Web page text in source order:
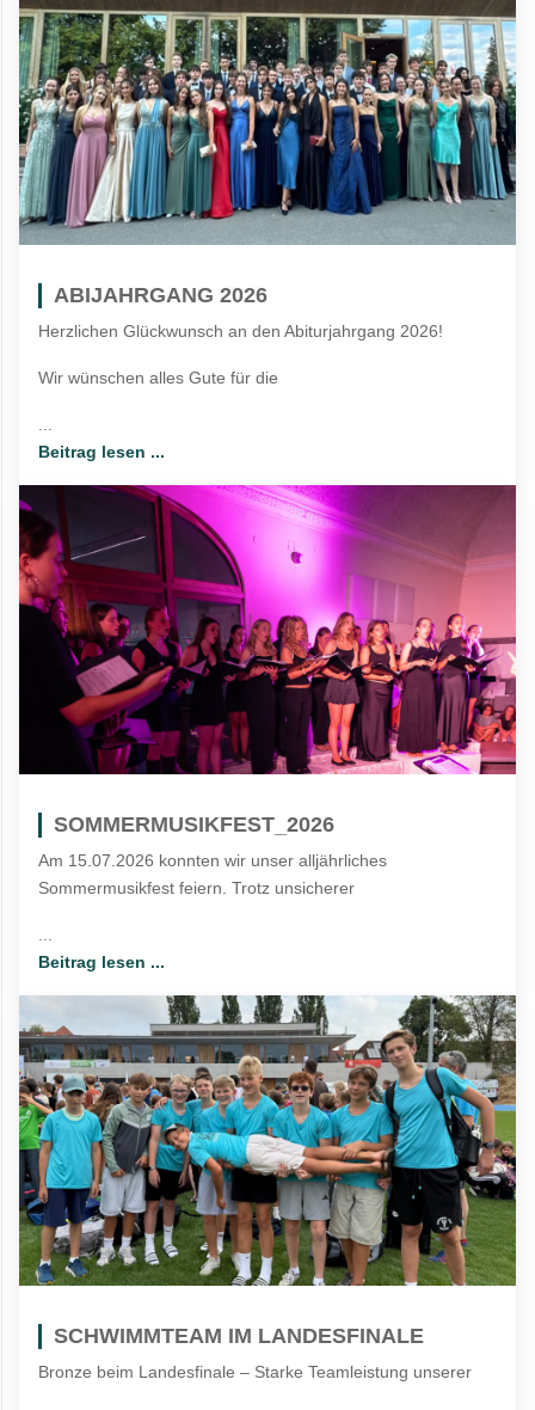
ABIJAHRGANG 2026
Herzlichen Glückwunsch an den Abiturjahrgang 2026!
Wir wünschen alles Gute für die
Beitrag lesen ...
SOMMERMUSIKFEST_2026
Am 15.07.2026 konnten wir unser alljährliches
Sommermusikfest feiern. Trotz unsicherer
...
Beitrag lesen ...
SCHWIMMTEAM IM LANDESFINALE
Bronze beim Landesfinale – Starke Teamleistung unserer